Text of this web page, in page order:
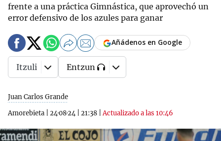
frente a una práctica Gimnástica, que aprovechó un
error defensivo de los azules para ganar
Juan Carlos Grande
Amorebieta
24·08·24 21:38 |Actualizado a las 10:46
Añádenos en Google
Itzuli Entzun